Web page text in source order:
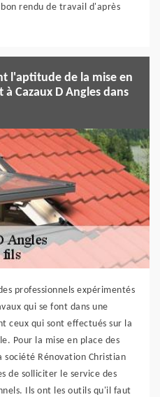
rendu de travail d'après
l'aptitude de la mise en
Cazaux D Angles dans
professionnels expérimentés
qui se font dans une
ceux qui sont effectués sur la
Pour la mise en place des
Rénovation Christian
de solliciter le service des
Ils ont les outils qu'il faut